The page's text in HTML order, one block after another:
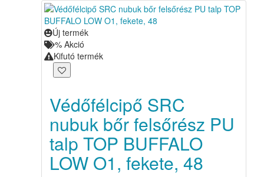
Új termék
% Akció
Kifutó termék
Védőfélcipő SRC
nubuk bőr felsőrész PU
talp TOP BUFFALO
LOW O1, fekete, 48